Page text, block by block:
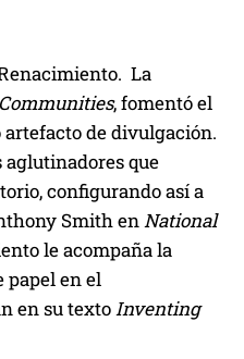
La
, fomentó el
de divulgación.
que
configurando así a
Smith en National
le acompaña la
papel en el
en su texto Inventing